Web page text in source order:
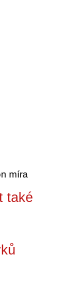
míra
také